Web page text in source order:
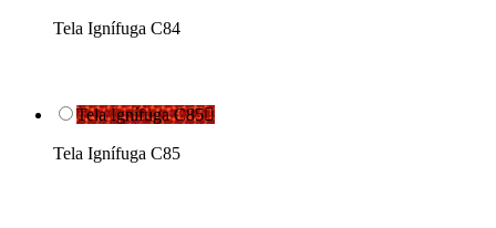
Tela Ignífuga C84
Tela Ignífuga C85
Tela Ignífuga C85